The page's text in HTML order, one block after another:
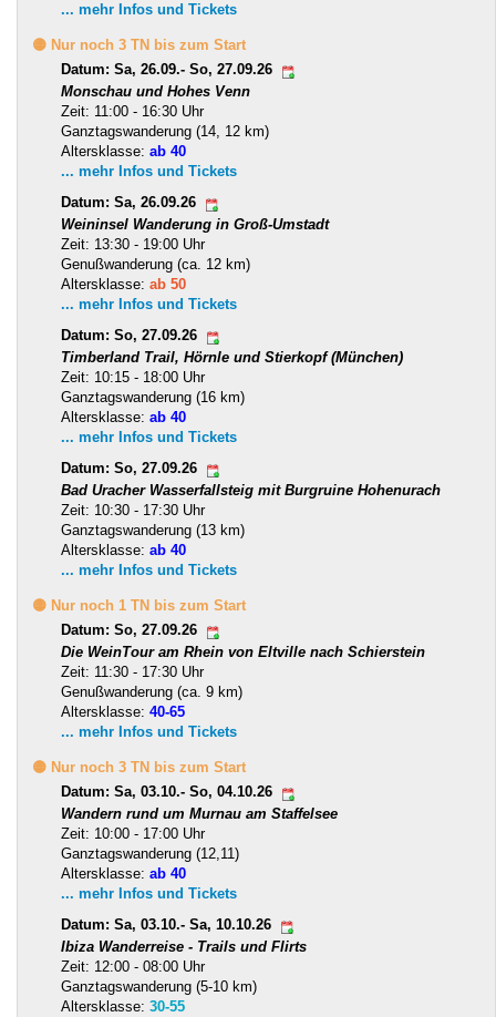
... mehr Infos und Tickets
🟡 Nur noch 3 TN bis zum Start
Datum: Sa, 26.09.- So, 27.09.26
Monschau und Hohes Venn
Zeit: 11:00 - 16:30 Uhr
Ganztagswanderung (14, 12 km)
Altersklasse: ab 40
... mehr Infos und Tickets
Datum: Sa, 26.09.26
Weininsel Wanderung in Groß-Umstadt
Zeit: 13:30 - 19:00 Uhr
Genußwanderung (ca. 12 km)
Altersklasse: ab 50
... mehr Infos und Tickets
Datum: So, 27.09.26
Timberland Trail, Hörnle und Stierkopf (München)
Zeit: 10:15 - 18:00 Uhr
Ganztagswanderung (16 km)
Altersklasse: ab 40
... mehr Infos und Tickets
Datum: So, 27.09.26
Bad Uracher Wasserfallsteig mit Burgruine Hohenurach
Zeit: 10:30 - 17:30 Uhr
Ganztagswanderung (13 km)
Altersklasse: ab 40
... mehr Infos und Tickets
🟡 Nur noch 1 TN bis zum Start
Datum: So, 27.09.26
Die WeinTour am Rhein von Eltville nach Schierstein
Zeit: 11:30 - 17:30 Uhr
Genußwanderung (ca. 9 km)
Altersklasse: 40-65
... mehr Infos und Tickets
🟡 Nur noch 3 TN bis zum Start
Datum: Sa, 03.10.- So, 04.10.26
Wandern rund um Murnau am Staffelsee
Zeit: 10:00 - 17:00 Uhr
Ganztagswanderung (12,11)
Altersklasse: ab 40
... mehr Infos und Tickets
Datum: Sa, 03.10.- Sa, 10.10.26
Ibiza Wanderreise - Trails und Flirts
Zeit: 12:00 - 08:00 Uhr
Ganztagswanderung (5-10 km)
Altersklasse: 30-55